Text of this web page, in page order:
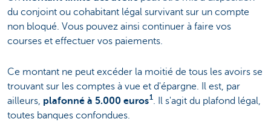
du conjoint ou cohabitant légal survivant sur un compte
non bloqué. Vous pouvez ainsi continuer à faire vos
courses et effectuer vos paiements.
Ce montant ne peut excéder la moitié de tous les avoirs se
trouvant sur les comptes à vue et d'épargne. Il est, par
ailleurs, plafonné à 5.000 euros1
. Il s'agit du plafond légal,
toutes banques confondues.